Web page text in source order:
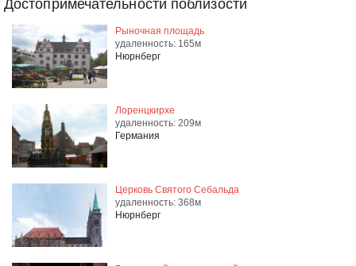
Достопримечательности поблизости
Рыночная площадь
удаленность: 165м
Нюрнберг
Лоренцкирхе
удаленность: 209м
Германия
Церковь Святого Себальда
удаленность: 368м
Нюрнберг